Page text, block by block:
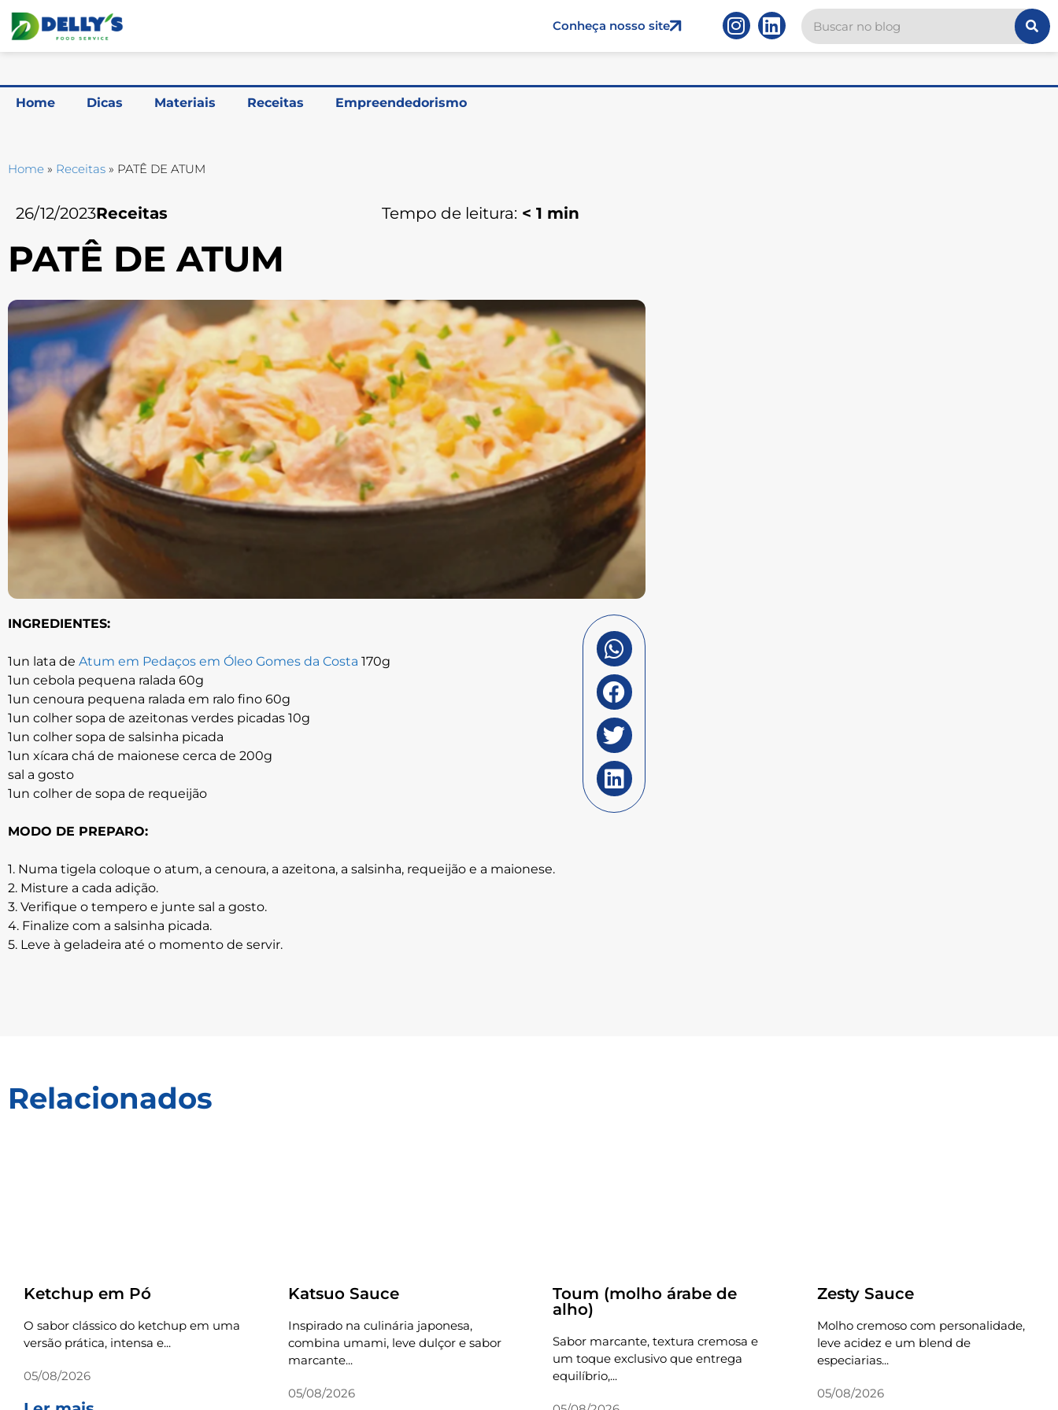
Conheça nosso site
Home Dicas Materiais Receitas Empreendedorismo
Home » Receitas » PATÊ DE ATUM
26/12/2023Receitas Tempo de leitura: < 1 min
PATÊ DE ATUM
INGREDIENTES:
1un lata de Atum em Pedaços em Óleo Gomes da Costa 170g
1un cebola pequena ralada 60g
1un cenoura pequena ralada em ralo fino 60g
1un colher sopa de azeitonas verdes picadas 10g
1un colher sopa de salsinha picada
1un xícara chá de maionese cerca de 200g
sal a gosto
1un colher de sopa de requeijão
MODO DE PREPARO:
1. Numa tigela coloque o atum, a cenoura, a azeitona, a salsinha, requeijão e a maionese.
2. Misture a cada adição.
3. Verifique o tempero e junte sal a gosto.
4. Finalize com a salsinha picada.
5. Leve à geladeira até o momento de servir.
Relacionados
Ketchup em Pó
O sabor clássico do ketchup em uma
versão prática, intensa e...
05/08/2026
Katsuo Sauce
Inspirado na culinária japonesa,
combina umami, leve dulçor e sabor
marcante...
05/08/2026
Toum (molho árabe de
alho)
Sabor marcante, textura cremosa e
um toque exclusivo que entrega
equilíbrio,...
Zesty Sauce
Molho cremoso com personalidade,
leve acidez e um blend de
especiarias...
05/08/2026